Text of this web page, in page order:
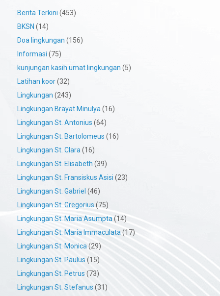
Berita Terkini (453)
BKSN (14)
Doa lingkungan (156)
Informasi (75)
kunjungan kasih umat lingkungan (5)
Latihan koor(32)
Lingkungan (243)
Lingkungan Brayat Minulya (16)
Lingkungan St. Antonius (64)
Lingkungan St. Bartolomeus (16)
Lingkungan St. Clara (16)
Lingkungan St. Elisabeth (39)
Lingkungan St. Fransiskus Asisi (23)
Lingkungan St. Gabriel (46)
Lingkungan St. Gregorius (75)
Lingkungan St. Maria Asumpta(14)
Lingkungan St. Maria Immaculata (17)
Lingkungan St. Monica (29)
Lingkungan St. Paulus (15)
Lingkungan St. Petrus (73)
Lingkungan St. Stefanus (31)